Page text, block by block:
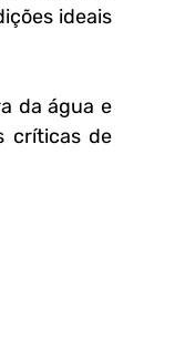
ideais
da água e
críticas de